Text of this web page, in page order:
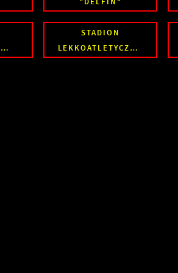
STADION
LEKKOATLETYCZNO